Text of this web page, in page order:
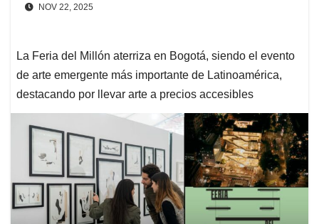
NOV 22, 2025
La Feria del Millón aterriza en Bogotá, siendo el evento
de arte emergente más importante de Latinoamérica,
destacando por llevar arte a precios accesibles